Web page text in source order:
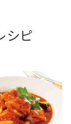
シピ